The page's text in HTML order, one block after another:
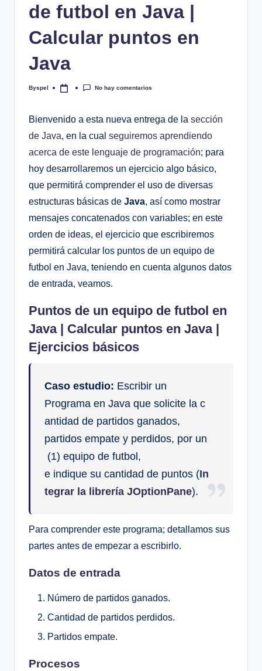
de futbol en Java |
Calcular puntos en
Java
Publicado
Byspel No hay comentarios
Bienvenido a esta nueva entrega de la sección
de Java, en la cual seguiremos aprendiendo
acerca de este lenguaje de programación; para
hoy desarrollaremos un ejercicio algo básico,
que permitirá comprender el uso de diversas
estructuras básicas de Java, así como mostrar
mensajes concatenados con variables; en este
orden de ideas, el ejercicio que escribiremos
permitirá calcular los puntos de un equipo de
futbol en Java, teniendo en cuenta algunos datos
de entrada, veamos.
Puntos de un equipo de futbol en
Java | Calcular puntos en Java |
Ejercicios básicos
Caso estudio: Escribir un
Programa en Java que solicite la c
antidad de partidos ganados,
partidos empate y perdidos, por un
(1) equipo de futbol,
e indique su cantidad de puntos (In
tegrar la librería JOptionPane).
Para comprender este programa; detallamos sus
partes antes de empezar a escribirlo.
Datos de entrada
Número de partidos ganados.
Cantidad de partidos perdidos.
Partidos empate.
Procesos